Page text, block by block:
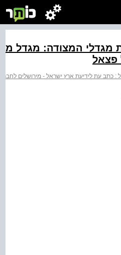
פצאל
: כתב עת לידיעת ארץ ישראל - מירושלים לחברון